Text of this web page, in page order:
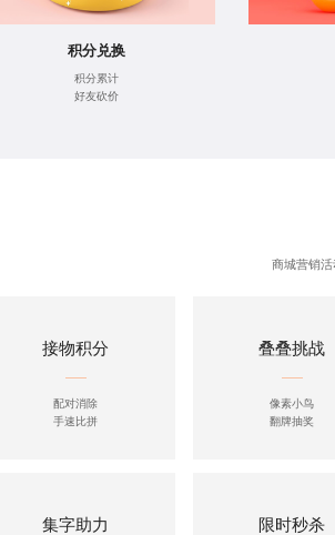
积分兑换
积分累计
好友砍价
商城营销
接物积分
配对消除
手速比拼
叠叠挑战
像素小鸟
翻牌抽奖
集字助力 限时秒杀